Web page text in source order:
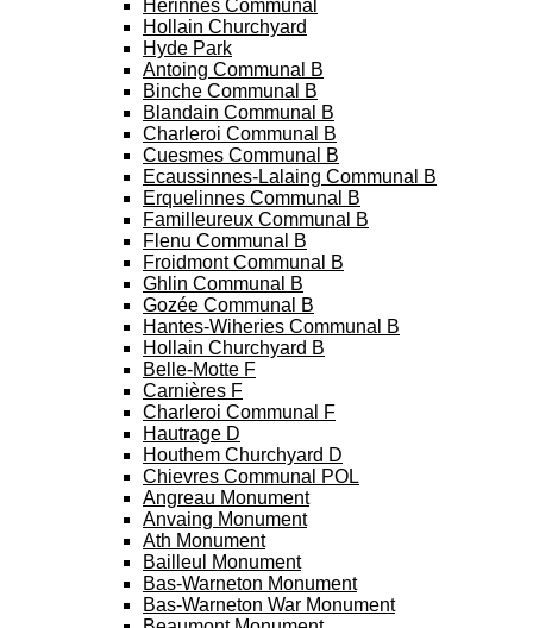
Herinnes Communal
Hollain Churchyard
Hyde Park
Antoing Communal B
Binche Communal B
Blandain Communal B
Charleroi Communal B
Cuesmes Communal B
Ecaussinnes-Lalaing Communal B
Erquelinnes Communal B
Familleureux Communal B
Flenu Communal B
Froidmont Communal B
Ghlin Communal B
Gozée Communal B
Hantes-Wiheries Communal B
Hollain Churchyard B
Belle-Motte F
Carnières F
Charleroi Communal F
Hautrage D
Houthem Churchyard D
Chievres Communal POL
Angreau Monument
Anvaing Monument
Ath Monument
Bailleul Monument
Bas-Warneton Monument
Bas-Warneton War Monument